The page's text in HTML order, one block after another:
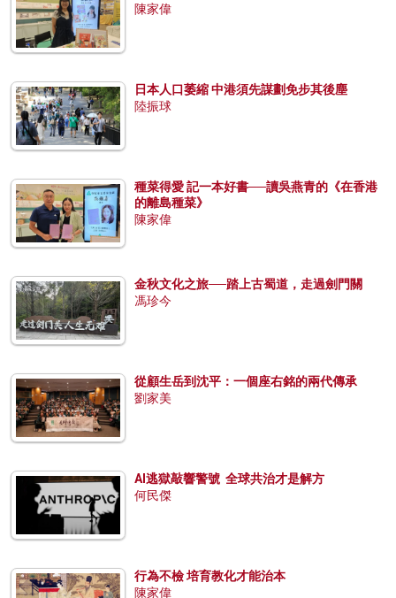
陳家偉
日本人口萎縮 中港須先謀劃免步其後塵
陸振球
種菜得愛 記一本好書──讀吳燕青的《在香港
的離島種菜》
陳家偉
金秋文化之旅──踏上古蜀道，走過劍門關
馮珍今
從顧生岳到沈平：一個座右銘的兩代傳承
劉家美
AI逃獄敲響警號 全球共治才是解方
何民傑
行為不檢 培育教化才能治本
陳家偉